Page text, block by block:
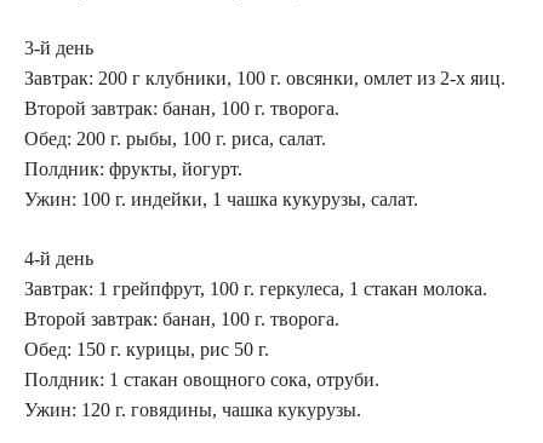
3-й день
Завтрак: 200 г клубники, 100 г. овсянки, омлет из 2-х яиц.
Второй завтрак: банан, 100 г. творога.
Обед: 200 г. рыбы, 100 г. риса, салат.
Полдник: фрукты, йогурт.
Ужин: 100 г. индейки, 1 чашка кукурузы, салат.
4-й день
Завтрак: 1 грейпфрут, 100 г. геркулеса, 1 стакан молока.
Второй завтрак: банан, 100 г. творога.
Обед: 150 г. курицы, рис 50 г.
Полдник: 1 стакан овощного сока, отруби.
Ужин: 120 г. говядины, чашка кукурузы.